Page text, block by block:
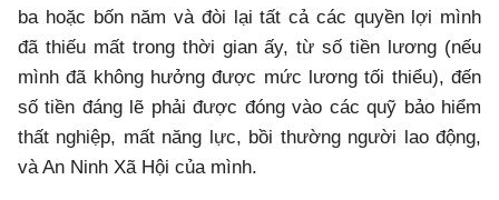
ba hoặc bốn năm và đòi lại tất cả các quyền lợi mình
đã thiếu mất trong thời gian ấy, từ số tiền lương (nếu
mình đã không hưởng được mức lương tối thiểu), đến
số tiền đáng lẽ phải được đóng vào các quỹ bảo hiểm
thất nghiệp, mất năng lực, bồi thường người lao động,
và An Ninh Xã Hội của mình.